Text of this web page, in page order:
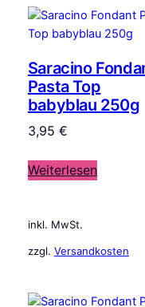
Saracino
Pasta Top
babyblau 250g
3,95 €
Weiterlesen
inkl. MwSt.
zzgl. Versandkosten